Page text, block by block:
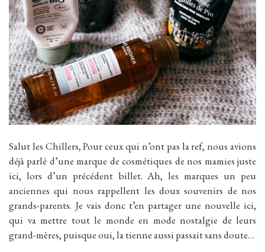
Salut les Chillers, Pour ceux qui n’ont pas la ref, nous avions
déjà parlé d’une marque de cosmétiques de nos mamies juste
ici, lors d’un précédent billet. Ah, les marques un peu
anciennes qui nous rappellent les doux souvenirs de nos
grands-parents. Je vais donc t’en partager une nouvelle ici,
qui va mettre tout le monde en mode nostalgie de leurs
grand-mères, puisque oui, la tienne aussi passait sans doute…